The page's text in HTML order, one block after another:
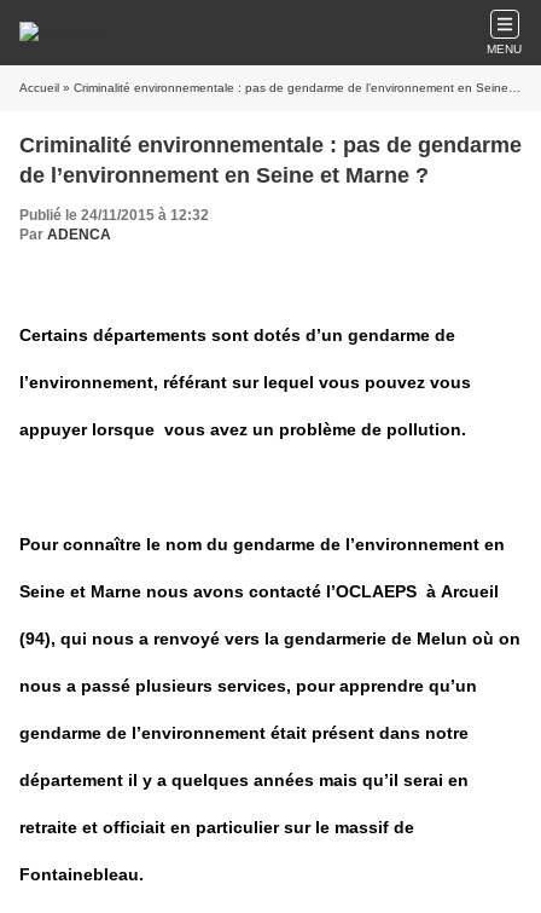
MENU
Accueil » Criminalité environnementale : pas de gendarme de l’environnement en Seine et Marne ?
Criminalité environnementale : pas de gendarme
de l’environnement en Seine et Marne ?
Publié le 24/11/2015 à 12:32
Par ADENCA
Certains départements sont dotés d’un gendarme de
l’environnement, référant sur lequel vous pouvez vous
appuyer lorsque vous avez un problème de pollution.
Pour connaître le nom du gendarme de l’environnement en
Seine et Marne nous avons contacté l’OCLAEPS à Arcueil
(94), qui nous a renvoyé vers la gendarmerie de Melun où on
nous a passé plusieurs services, pour apprendre qu’un
gendarme de l’environnement était présent dans notre
département il y a quelques années mais qu’il serai en
retraite et officiait en particulier sur le massif de
Fontainebleau.